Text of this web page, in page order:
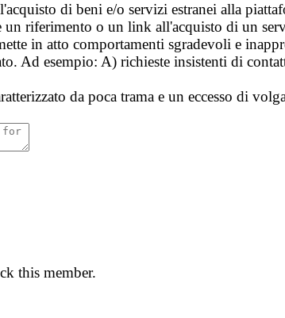
di beni e/o servizi estranei alla
riferimento o un link all'acquisto di un
in atto comportamenti sgradevoli e
Ad esempio: A) richieste insistenti di
da poca trama e un eccesso di
this member.